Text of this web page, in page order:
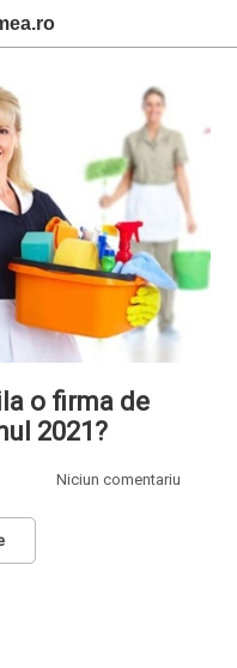
o firma de
2021?
Niciun comentariu